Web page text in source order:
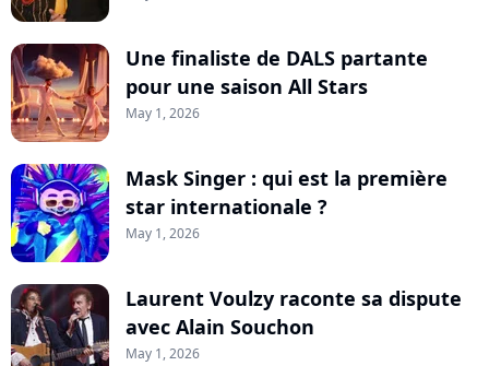
Une finaliste de DALS partante
pour une saison All Stars
May 1, 2026
Mask Singer : qui est la première
star internationale ?
May 1, 2026
Laurent Voulzy raconte sa dispute
avec Alain Souchon
May 1, 2026